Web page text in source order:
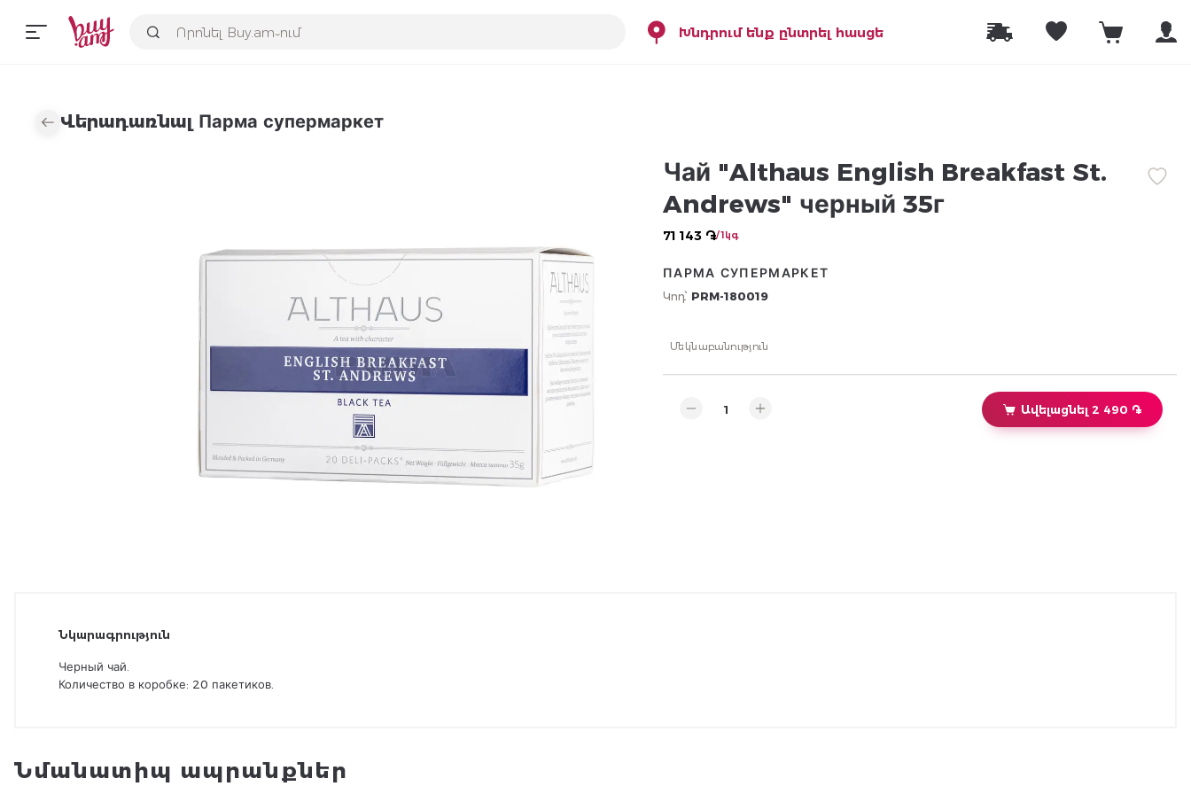
Խնդրում ենք ընտրել հասցե
Վերադառնալ Парма супермаркет
Чай "Althaus English Breakfast St.
Andrews" черный 35г
71 143 ֏/ 1կգ
ПАРМА СУПЕРМАРКЕТ
Կոդ՝ PRM-180019
Մեկնաբանություն
Ավելացնել 2 490 ֏
Նկարագրություն
Черный чай.
Количество в коробке: 20 пакетиков.
Նմանատիպ ապրանքներ